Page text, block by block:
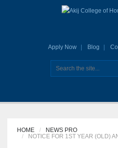
Apply Now Blog
HOME
NEWS PRO
NOTICE FOR 1ST YEAR (OLD)